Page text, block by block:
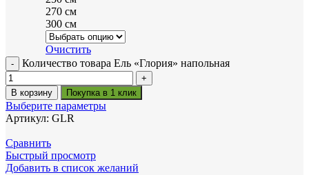
270 см
300 см
Очистить
Количество товара Ель «Глория» напольная
В корзину Покупка в 1 клик
Выберите параметры
Артикул: GLR
Сравнить
Быстрый просмотр
Добавить в список желаний